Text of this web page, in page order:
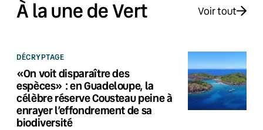
À la une de Vert Voir tout
DÉCRYPTAGE
«On voit disparaître des
espèces» : en Guadeloupe, la
célèbre réserve Cousteau peine à
enrayer l’effondrement de sa
biodiversité